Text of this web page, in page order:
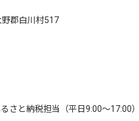
郡白川村517
さと納税担当（平日9:00～17:00）